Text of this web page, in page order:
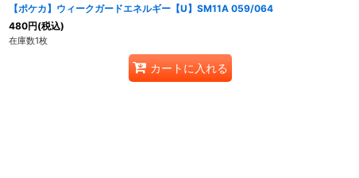
【ポケカ】ウィークガードエネルギー【U】SM11A 059/064
480円(税込)
在庫数1枚
カートに入れる